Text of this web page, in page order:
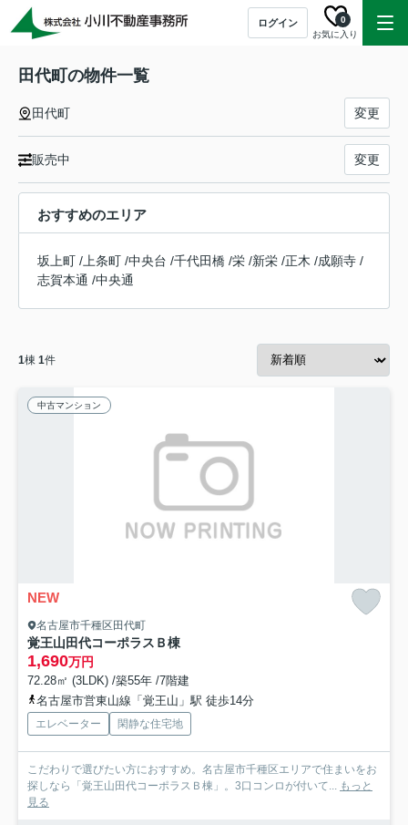
ログイン
お気に入り
0
田代町の物件一覧
田代町 変更
販売中 変更
おすすめのエリア
坂上町 / 上条町 /中央台 /千代田橋 /栄 /新栄 /正木 /成願寺 /
志賀本通 /中央通
1棟 1件
中古マンション
NEW
名古屋市千種区田代町
覚王山田代コーポラスＢ棟
1,690万円
72.28㎡ (3LDK) /築55年 /7階建
名古屋市営東山線「覚王山」駅 徒歩14分
エレベーター 閑静な住宅地
こだわりで選びたい方におすすめ。名古屋市千種区エリアで住まいをお
探しなら「覚王山田代コーポラスＢ棟」。3口コンロが付いて... もっと
見る